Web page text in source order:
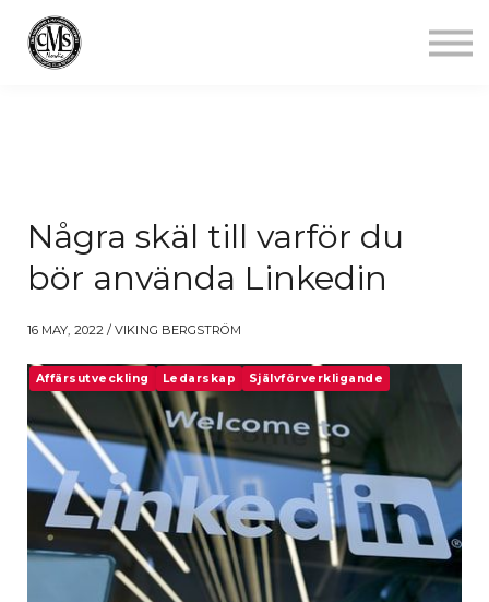
Några skäl till varför du
bör använda Linkedin
16 MAY, 2022 / VIKING BERGSTRÖM
Affärsutveckling Ledarskap Självförverkligande